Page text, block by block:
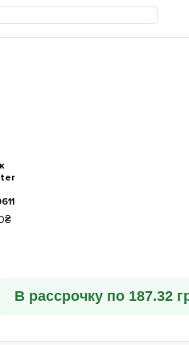
В рассрочку по 187.32